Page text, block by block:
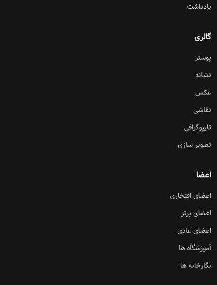
یادداشت
گالری
پوستر
نشانه
عکس
نقاشی
تایپوگرافی
تصویر سازی
اعضا
اعضای افتخاری
اعضای برتر
اعضای عادی
آموزشگاه ها
نگارخانه ها